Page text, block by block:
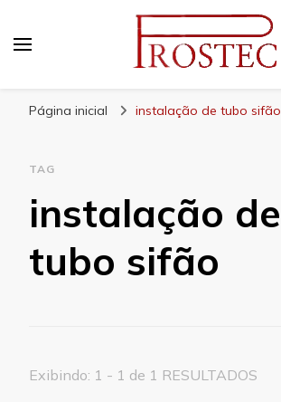
Página inicial instalação de tubo sifão
TAG
instalação de
tubo sifão
Exibindo: 1 - 1 de 1 RESULTADOS